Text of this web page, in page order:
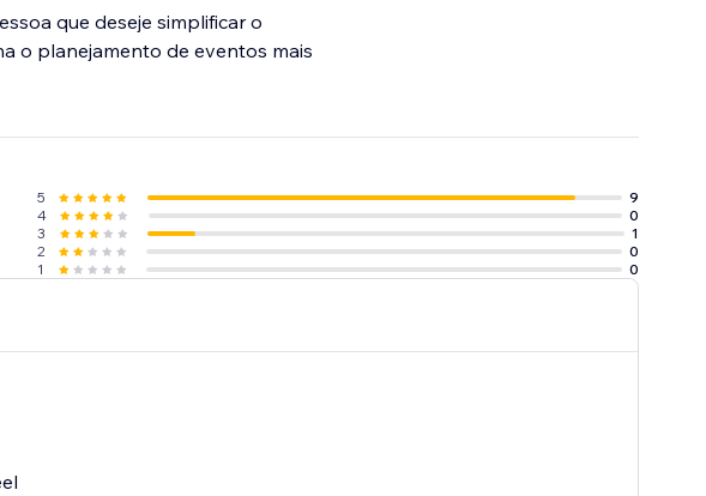
que deseje simplificar o
o planejamento de eventos mais
5
9
4
0
3
1
2
0
1
0